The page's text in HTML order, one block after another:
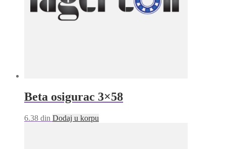
Beta osigurac 3×58
6.38 din Dodaj u korpu